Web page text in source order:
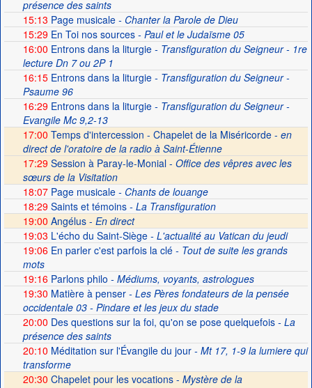
présence des saints
15:13 Page musicale- Chanter la Parole de Dieu
15:29En Toi nos sources- Paul et le Judaïsme 05
16:00 Entrons dans la liturgie- Transfiguration du Seigneur - 1re
lecture Dn 7 ou 2P 1
16:15Entrons dans la liturgie- Transfiguration du Seigneur -
Psaume 96
16:29Entrons dans la liturgie- Transfiguration du Seigneur -
Evangile Mc 9,2-13
17:00 Temps d'intercession - Chapelet de la Miséricorde - en
direct de l'oratoire de la radio à Saint-Étienne
17:29 Session à Paray-le-Monial - Office des vêpres avec les
sœurs de la Visitation
18:07Page musicale- Chants de louange
18:29Saints et témoins- La Transfiguration
19:00 Angélus - En direct
19:03 L'écho du Saint-Siège- L'actualité au Vatican du jeudi
19:06En parler c'est parfois la clé- Tout de suite les grands
mots
19:16Parlons philo - Médiums, voyants, astrologues
19:30 Matière à penser- Les Pères fondateurs de la pensée
occidentale 03 - Pindare et les jeux du stade
20:00 Des questions sur la foi, qu'on se pose quelquefois- La
présence des saints
20:10 Méditation sur l'Évangile du jour- Mt 17, 1-9 la lumiere qui
transforme
20:30 Chapelet pour les vocations - Mystère de la